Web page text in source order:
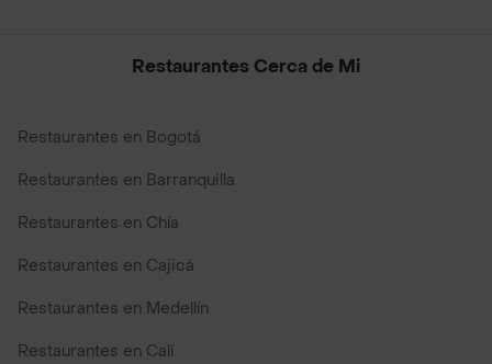
Restaurantes Cerca de Mi
Restaurantes en Bogotá
Restaurantes en Barranquilla
Restaurantes en Chía
Restaurantes en Cajicá
Restaurantes en Medellín
Restaurantes en Cali